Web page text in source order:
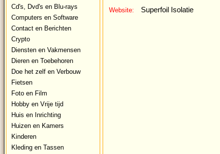
Cd's, Dvd's en Blu-rays
Computers en Software
Contact en Berichten
Crypto
Diensten en Vakmensen
Dieren en Toebehoren
Doe het zelf en Verbouw
Fietsen
Foto en Film
Hobby en Vrije tijd
Huis en Inrichting
Huizen en Kamers
Kinderen
Kleding en Tassen
Website: Superfoil Isolatie